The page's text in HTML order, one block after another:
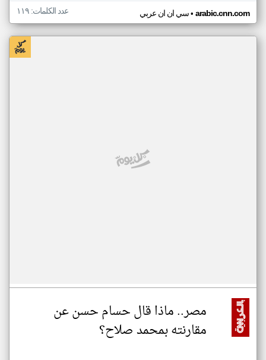
سي ان ان عربي• arabic.cnn.com عدد الكلمات: ١١٩
مصر.. ماذا قال حسام حسن عن
مقارنته بمحمد صلاح؟